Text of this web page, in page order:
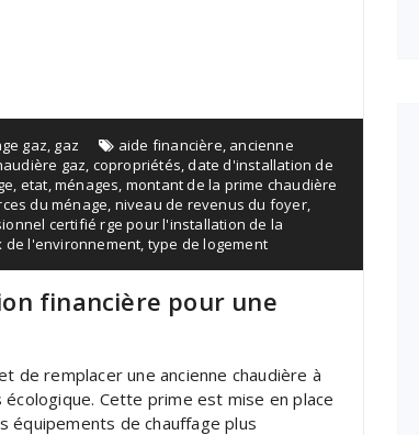
gaz, gaz aide financière, ancienne
gaz, copropriétés,date d'installation de
, etat,ménages, montant de la prime chaudière
du ménage, niveau de revenus du foyer,
certifié rge pour l'installation de la
de l'environnement, type de logement
financière pour une
de remplacer une ancienne chaudière à
Cette prime est mise en place
équipements de chauffage plus